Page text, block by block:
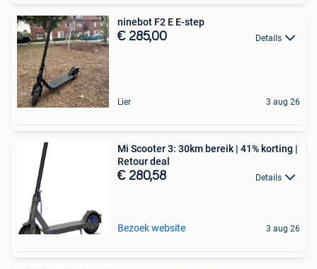
ninebot F2 E E-step
€ 285,00 Details
Lier 3 aug 26
Mi Scooter 3: 30km bereik | 41% korting |
Retour deal
€ 280,58 Details
Bezoek website 3 aug 26